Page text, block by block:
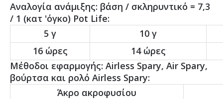
Αναλογία ανάμιξης: βάση / σκληρυντικό = 7,3
/ 1 (κατ 'όγκο) Pot Life:
5 γ
10 γ
16 ώρες
14 ώρες
Μέθοδοι εφαρμογής: Airless Spary, Air Spary,
βούρτσα και ρολό Airless Spary:
Άκρο ακροφυσίου